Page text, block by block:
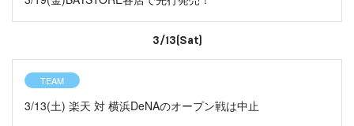
3/13(Sat)
TEAM
3/13(土) 楽天 対 横浜DeNAのオープン戦は中止